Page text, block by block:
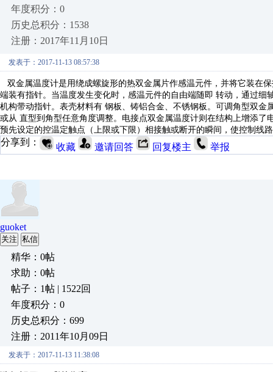
年度积分：0
历史总积分：1538
注册：2017年11月10日
发表于：2017-11-13 08:57:38
双金属温度计是用绕成螺旋形的热双金属片作感温元件，并将它装在
端装有指针。当温度发生变化时，感温元件的自由端随即 转动，通过
机构带动指针。表壳材料有 钢板、铸铝合金、不锈钢板。可调角型双
或从 直型到角型任意角度调整。电接点双金属温度计则在结构上增添
预先设定的控温定触点（上限或下限）相接触或断开的瞬间，使控制线
分享到： 收藏 邀请回答 回复楼主 举报
guoket
关注 私信
精华：0帖
求助：0帖
帖子：1帖 | 1522回
年度积分：0
历史总积分：699
注册：2011年10月09日
发表于：2017-11-13 11:38:08